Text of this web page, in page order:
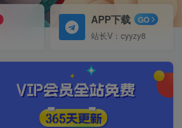
APP下载 GO
站长V：cyyzy8